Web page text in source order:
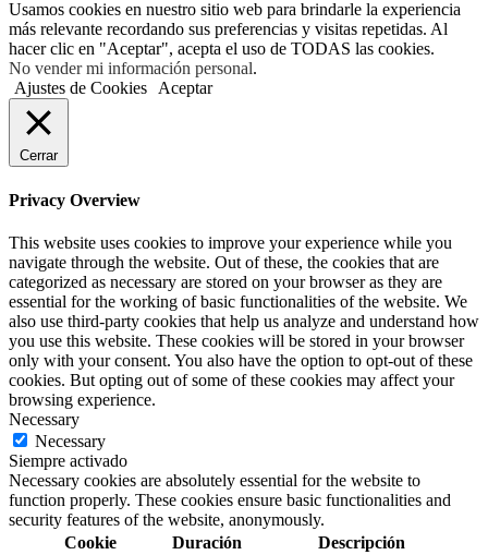
Usamos cookies en nuestro sitio web para brindarle la experiencia
más relevante recordando sus preferencias y visitas repetidas. Al
hacer clic en "Aceptar", acepta el uso de TODAS las cookies.
No vender mi información personal.
Ajustes de Cookies
Aceptar
Cerrar
Privacy Overview
This website uses cookies to improve your experience while you
navigate through the website. Out of these, the cookies that are
categorized as necessary are stored on your browser as they are
essential for the working of basic functionalities of the website. We
also use third-party cookies that help us analyze and understand how
you use this website. These cookies will be stored in your browser
only with your consent. You also have the option to opt-out of these
cookies. But opting out of some of these cookies may affect your
browsing experience.
Necessary
Necessary
Siempre activado
Necessary cookies are absolutely essential for the website to
function properly. These cookies ensure basic functionalities and
security features of the website, anonymously.
Cookie
Duración Descripción